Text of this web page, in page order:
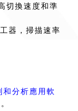
切換速度和準
器，掃描速率
分析應用軟